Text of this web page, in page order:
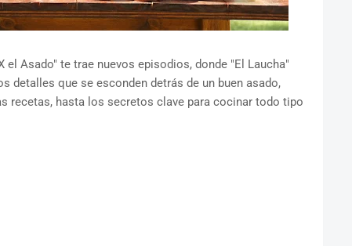
el Asado" te trae nuevos episodios, donde "El Laucha"
detalles que se esconden detrás de un buen asado,
recetas, hasta los secretos clave para cocinar todo tipo